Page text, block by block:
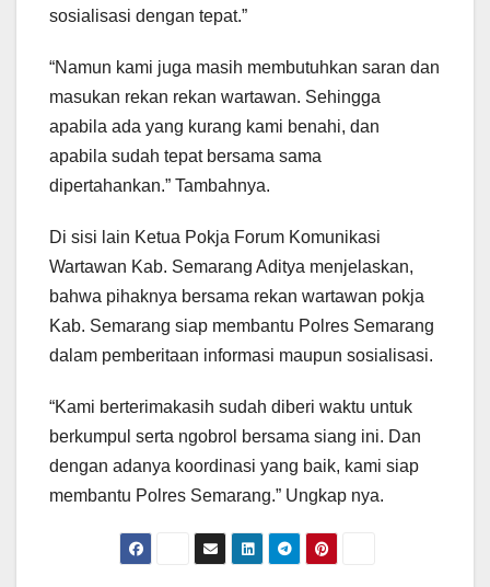
sosialisasi dengan tepat.”
“Namun kami juga masih membutuhkan saran dan
masukan rekan rekan wartawan. Sehingga
apabila ada yang kurang kami benahi, dan
apabila sudah tepat bersama sama
dipertahankan.” Tambahnya.
Di sisi lain Ketua Pokja Forum Komunikasi
Wartawan Kab. Semarang Aditya menjelaskan,
bahwa pihaknya bersama rekan wartawan pokja
Kab. Semarang siap membantu Polres Semarang
dalam pemberitaan informasi maupun sosialisasi.
“Kami berterimakasih sudah diberi waktu untuk
berkumpul serta ngobrol bersama siang ini. Dan
dengan adanya koordinasi yang baik, kami siap
membantu Polres Semarang.” Ungkap nya.